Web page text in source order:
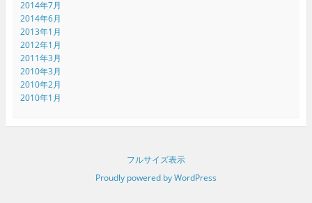
2014年7月
2014年6月
2013年1月
2012年1月
2011年3月
2010年3月
2010年2月
2010年1月
フルサイズ表示
Proudly powered by WordPress